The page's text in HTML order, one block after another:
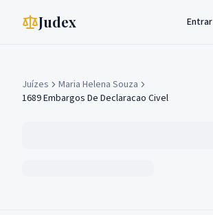
Judex Entrar
Juízes
Maria Helena Souza
1689 Embargos De Declaracao Civel